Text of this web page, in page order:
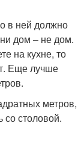
в ней должно
дом – не дом.
на кухне, то
Еще лучше
метров,
со столовой.